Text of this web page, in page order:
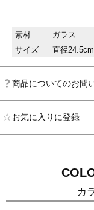
素材
ガラス
サイズ
直径
商品についてのお問
お気に入りに登録
カ